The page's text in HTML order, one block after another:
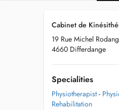
Cabinet de
19 Rue Michel
4660 Differdange
Specialities
Physiotherapist -
Rehabilitation